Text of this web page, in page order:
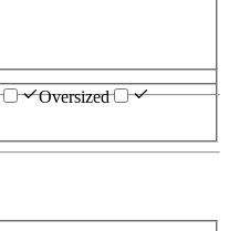
Oversized